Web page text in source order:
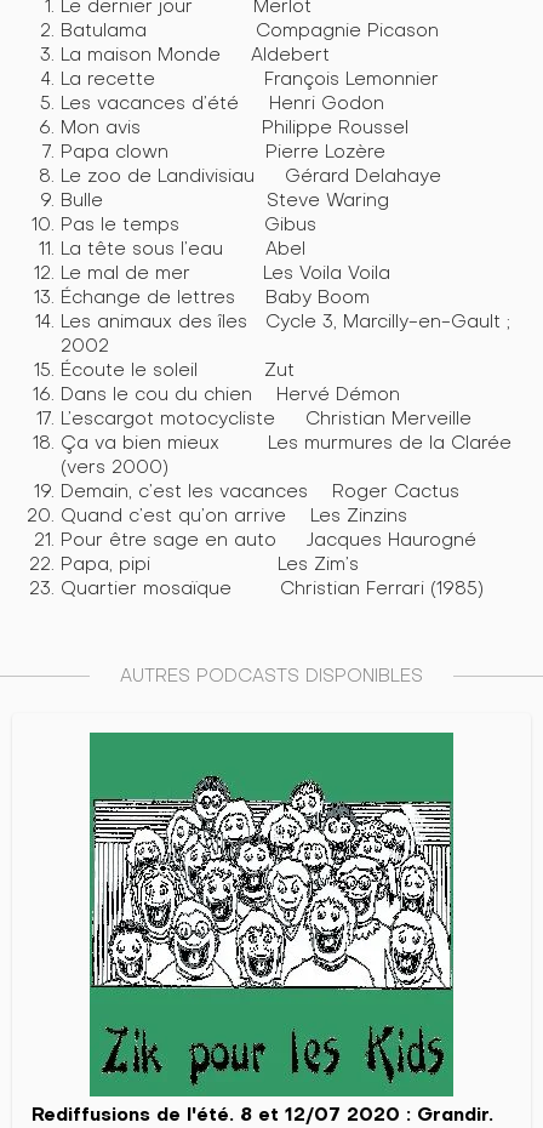
Le dernier jour Merlot
Batulama Compagnie Picason
La maison Monde Aldebert
La recette François Lemonnier
Les vacances d’été Henri Godon
Mon avis Philippe Roussel
Papa clown Pierre Lozère
Le zoo de Landivisiau Gérard Delahaye
Bulle Steve Waring
Pas le temps Gibus
La tête sous l’eau Abel
Le mal de mer Les Voila Voila
Échange de lettres Baby Boom
Les animaux des îles Cycle 3, Marcilly-en-Gault ;
2002
Écoute le soleil Zut
Dans le cou du chien Hervé Démon
L’escargot motocycliste Christian Merveille
Ça va bien mieux Les murmures de la Clarée
(vers 2000)
Demain, c’est les vacances Roger Cactus
Quand c’est qu’on arrive Les Zinzins
Pour être sage en auto Jacques Haurogné
Papa, pipi Les Zim’s
Quartier mosaïque Christian Ferrari (1985)
AUTRES PODCASTS DISPONIBLES
Rediffusions de l'été. 8 et 12/07 2020 : Grandir.